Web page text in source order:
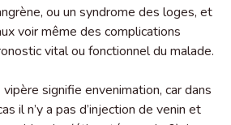
ou un syndrome des loges, et
voir même des complications
vital ou fonctionnel du malade.
signifie envenimation, car dans
il n’y a pas d’injection de venin et